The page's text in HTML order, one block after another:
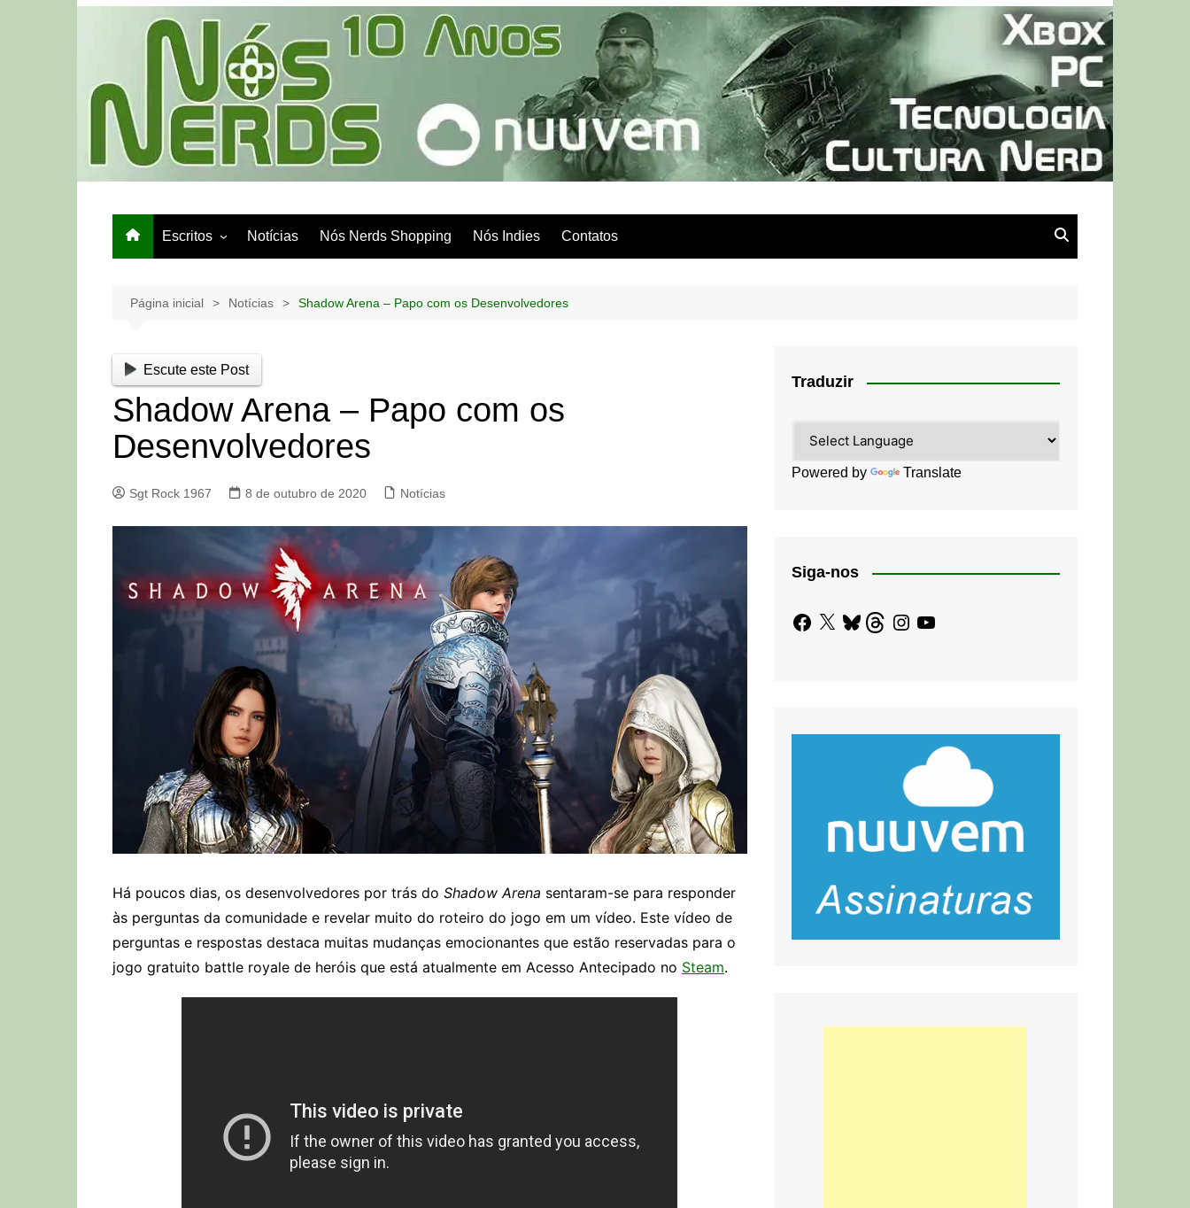
Escritos
Papo de Bar
Notícias Nós Nerds Shopping Nós Indies Contatos
Página inicial Notícias Shadow Arena – Papo com os Desenvolvedores
Escute este Post
Shadow Arena – Papo com os
Desenvolvedores
Sgt Rock 1967 8 de outubro de 2020 Notícias
Há poucos dias, os desenvolvedores por trás do Shadow Arena sentaram-se para responder
às perguntas da comunidade e revelar muito do roteiro do jogo em um vídeo. Este vídeo de
perguntas e respostas destaca muitas mudanças emocionantes que estão reservadas para o
jogo gratuito battle royale de heróis que está atualmente em Acesso Antecipado no Steam.
Traduzir
Powered by Translate
Siga-nos
Facebook
X BlueskyThreadsInstagram
YouTube